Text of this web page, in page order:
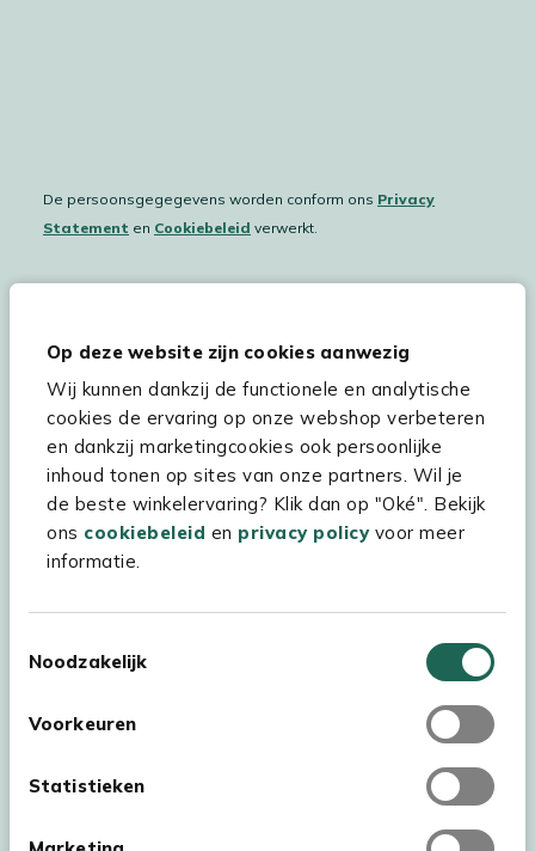
Op deze website zijn cookies aanwezig
Wij kunnen dankzij de functionele en analytische
cookies de ervaring op onze webshop verbeteren
en dankzij marketingcookies ook persoonlijke
inhoud tonen op sites van onze partners. Wil je
de beste winkelervaring? Klik dan op "Oké". Bekijk
ons cookiebeleid en privacy policyvoor meer
informatie.
Noodzakelijk
Voorkeuren
Statistieken
De persoonsgegegevens worden conform ons Privacy
Statement en Cookiebeleid verwerkt.
Hulp & service
Assortiment
Kees Smit Tuinmeubelen
Experience Stores XXL